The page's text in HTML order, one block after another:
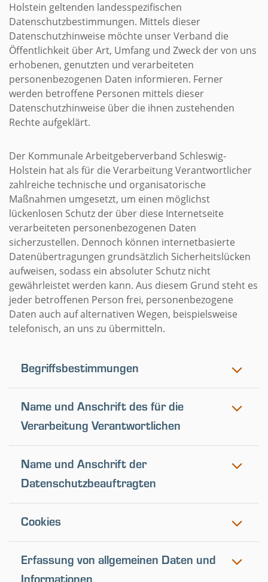
Holstein geltenden landesspezifischen
Datenschutzbestimmungen. Mittels dieser
Datenschutzhinweise möchte unser Verband die
Öffentlichkeit über Art, Umfang und Zweck der von uns
erhobenen, genutzten und verarbeiteten
personenbezogenen Daten informieren. Ferner
werden betroffene Personen mittels dieser
Datenschutzhinweise über die ihnen zustehenden
Rechte aufgeklärt.
Der Kommunale Arbeitgeberverband Schleswig-
Holstein hat als für die Verarbeitung Verantwortlicher
zahlreiche technische und organisatorische
Maßnahmen umgesetzt, um einen möglichst
lückenlosen Schutz der über diese Internetseite
verarbeiteten personenbezogenen Daten
sicherzustellen. Dennoch können internetbasierte
Datenübertragungen grundsätzlich Sicherheitslücken
aufweisen, sodass ein absoluter Schutz nicht
gewährleistet werden kann. Aus diesem Grund steht es
jeder betroffenen Person frei, personenbezogene
Daten auch auf alternativen Wegen, beispielsweise
telefonisch, an uns zu übermitteln.
Begriffsbestimmungen
Name und Anschrift des für die
Verarbeitung Verantwortlichen
Name und Anschrift der
Datenschutzbeauftragten
Cookies
Erfassung von allgemeinen Daten und